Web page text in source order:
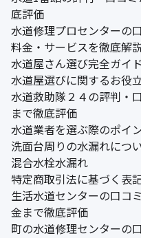
底評価
水道修理プロセンターの
料金・サービスを徹底解
水道屋さん選び完全ガイド
水道屋選びに関するお役
水道救助隊２４の評判・
まで徹底評価
水道業者を選ぶ際のポイ
洗面台周りの水漏れにつ
混合水栓水漏れ
特定商取引法に基づく表
生活水道センターの口コ
金まで徹底評価
町の水道修理センターの